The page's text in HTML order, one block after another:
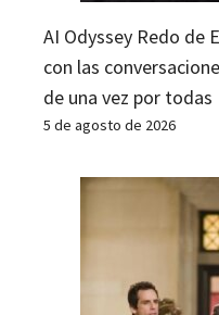
AI Odyssey Redo de
con las
de una vez por todas
5 de agosto de 2026